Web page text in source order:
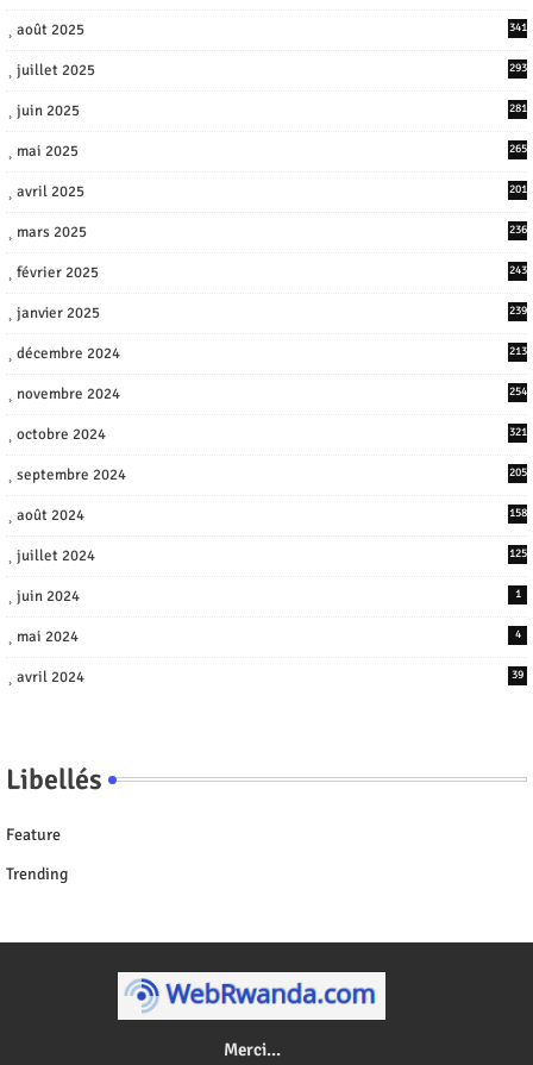
août 2025 341
juillet 2025 293
juin 2025 281
mai 2025 265
avril 2025 201
mars 2025 236
février 2025 243
janvier 2025 239
décembre 2024 213
novembre 2024 254
octobre 2024 321
septembre 2024 205
août 2024 158
juillet 2024 125
juin 2024 1
mai 2024 4
avril 2024 39
Libellés
Feature
Trending
Merci...